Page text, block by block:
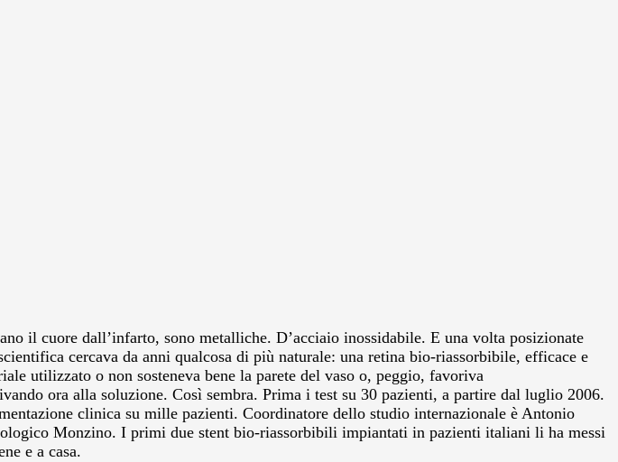
il cuore dall’infarto, sono metalliche. D’acciaio inossidabile. E una volta posizionate
cercava da anni qualcosa di più naturale: una retina bio-riassorbibile, efficace e
utilizzato o non sosteneva bene la parete del vaso o, peggio, favoriva
ora alla soluzione. Così sembra. Prima i test su 30 pazienti, a partire dal luglio 2006.
clinica su mille pazienti. Coordinatore dello studio internazionale è Antonio
Monzino. I primi due stent bio-riassorbibili impiantati in pazienti italiani li ha messi
e a casa.